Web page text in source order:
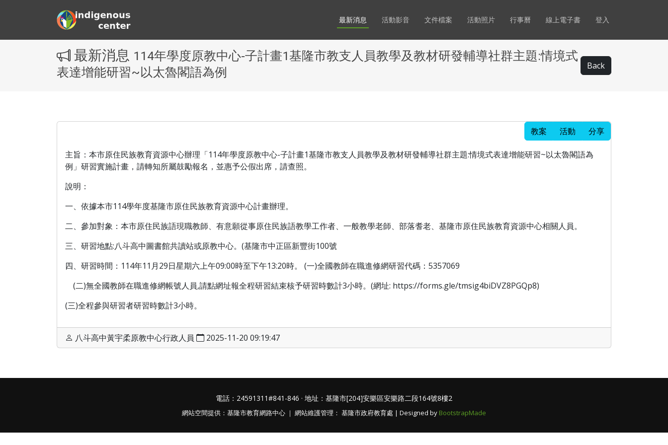
最新消息 活動影音 文件檔案 活動照片 行事曆 線上電子書 登入
最新消息 114年學度原教中心-子計畫1基隆市教支人員教學及教材研發輔導社群主題:情境式
表達增能研習~以太魯閣語為例
Back
教案 活動 分享
主旨：本市原住民族教育資源中心辦理「114年學度原教中心-子計畫1基隆市教支人員教學及教材研發輔導社群主題:情境式表達增能研習~以太魯閣語為
例」研習實施計畫，請轉知所屬鼓勵報名，並惠予公假出席，請查照。
說明：
一、依據本市114學年度基隆市原住民族教育資源中心計畫辦理。
二、參加對象：本市原住民族語現職教師、有意願從事原住民族語教學工作者、一般教學老師、部落耆老、基隆市原住民族教育資源中心相關人員。
三、研習地點:八斗高中圖書館共讀站或原教中心。(基隆市中正區新豐街100號
四、研習時間：114年11月29日星期六上午09:00時至下午13:20時。 (一)全國教師在職進修網研習代碼：5357069
(二)無全國教師在職進修網帳號人員,請點網址報全程研習結束核予研習時數計3小時。(網址: https://forms.gle/tmsig4biDVZ8PGQp8)
(三)全程參與研習者研習時數計3小時。
八斗高中黃宇柔原教中心行政人員 2025-11-20 09:19:47
電話：24591311#841-846 · 地址：基隆市[204]安樂區安樂路二段164號8樓2
網站空間提供：基隆市教育網路中心 ｜ 網站維護管理： 基隆市政府教育處 | Designed by BootstrapMade